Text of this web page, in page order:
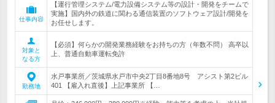
仕事内容
【運行管理システム/電力設備システム等の設計・開発をチームで
実施】国内外の鉄道に関わる通信装置のソフトウェア設計/開発を
お任せします。
対象と
なる方
【必須】何らかの開発業務経験をお持ちの方（年数不問） 高卒以
上、普通自動車運転免許
勤務地
水戸事業所／茨城県水戸市中央2丁目8番地8号 アシスト第2ビル
401 【雇入れ直後】上記事業所 【…